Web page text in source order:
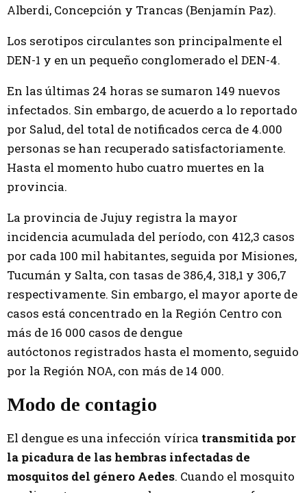
Alberdi, Concepción y Trancas (Benjamín Paz).
Los serotipos circulantes son principalmente el
DEN-1 y en un pequeño conglomerado el DEN-4.
En las últimas 24 horas se sumaron 149 nuevos
infectados. Sin embargo, de acuerdo a lo reportado
por Salud, del total de notificados cerca de 4.000
personas se han recuperado satisfactoriamente.
Hasta el momento hubo cuatro muertes en la
provincia.
La provincia de Jujuy registra la mayor
incidencia acumulada del período, con 412,3 casos
por cada 100 mil habitantes, seguida por Misiones,
Tucumán y Salta, con tasas de 386,4, 318,1 y 306,7
respectivamente. Sin embargo, el mayor aporte de
casos está concentrado en la Región Centro con
más de 16 000 casos de dengue
autóctonos registrados hasta el momento, seguido
por la Región NOA, con más de 14 000.
Modo de contagio
El dengue es una infección vírica transmitida por
la picadura de las hembras infectadas de
mosquitos del género Aedes. Cuando el mosquito